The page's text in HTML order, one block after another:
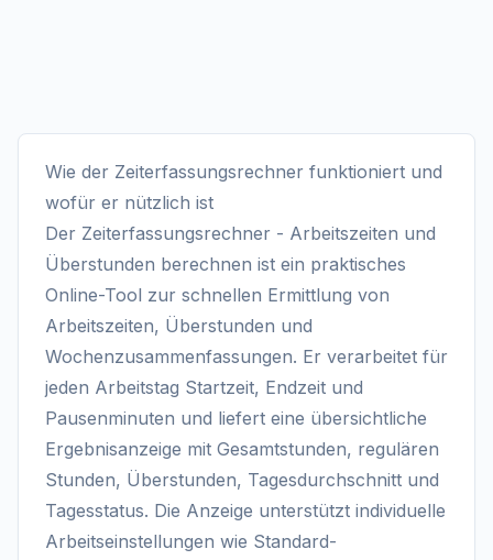
Wie der Zeiterfassungsrechner funktioniert und
wofür er nützlich ist
Der Zeiterfassungsrechner - Arbeitszeiten und
Überstunden berechnen ist ein praktisches
Online-Tool zur schnellen Ermittlung von
Arbeitszeiten, Überstunden und
Wochenzusammenfassungen. Er verarbeitet für
jeden Arbeitstag Startzeit, Endzeit und
Pausenminuten und liefert eine übersichtliche
Ergebnisanzeige mit Gesamtstunden, regulären
Stunden, Überstunden, Tagesdurchschnitt und
Tagesstatus. Die Anzeige unterstützt individuelle
Arbeitseinstellungen wie Standard-